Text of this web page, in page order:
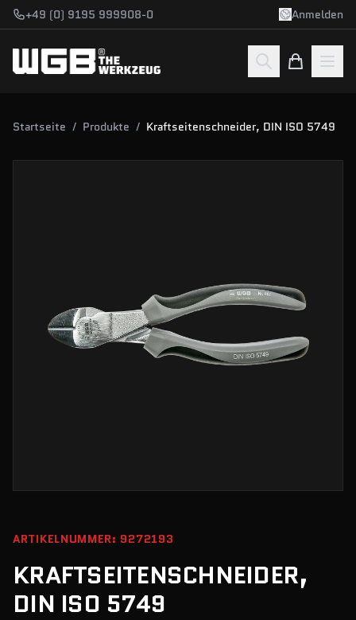
Zum Hauptinhalt springen
+49 (0) 9195 999908-0 Anmelden
Startseite / Produkte / Kraftseitenschneider, DIN ISO 5749
ARTIKELNUMMER: 9272193
KRAFTSEITENSCHNEIDER,
DIN ISO 5749